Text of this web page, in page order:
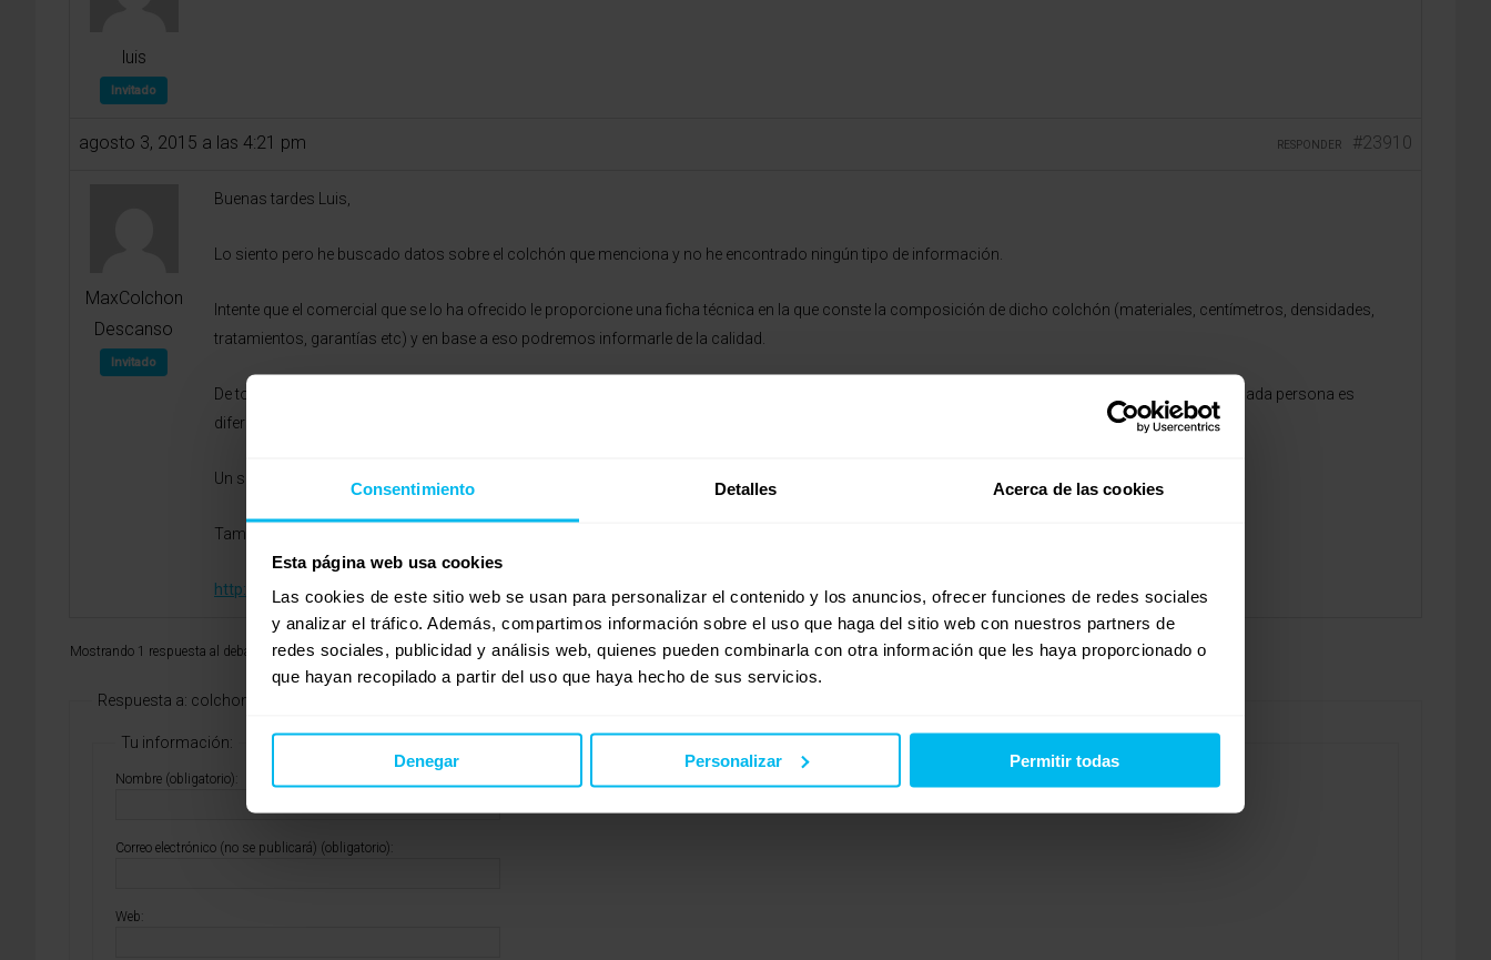
Consentimiento Detalles Acerca de las cookies
Esta página web usa cookies
Las cookies de este sitio web se usan para personalizar el contenido y los anuncios, ofrecer funciones de redes sociales
y analizar el tráfico. Además, compartimos información sobre el uso que haga del sitio web con nuestros partners de
redes sociales, publicidad y análisis web, quienes pueden combinarla con otra información que les haya proporcionado o
que hayan recopilado a partir del uso que haya hecho de sus servicios.
Denegar Personalizar Permitir todas
luis
Invitado
agosto 3, 2015 a las 4:21 pm #23910
RESPONDER
MaxColchon
Descanso
Invitado
Buenas tardes Luis,
Lo siento pero he buscado datos sobre el colchón que menciona y no he encontrado ningún tipo de información.
Intente que el comercial que se lo ha ofrecido le proporcione una ficha técnica en la que conste la composición de dicho colchón (materiales, centímetros, densidades,
tratamientos, garantías etc) y en base a eso podremos informarle de la calidad.
De todos modos, ha tener en cuenta que la elección de un colchón no debe basarse exclusivamente en la calidad sino en las características ya que cada persona es
diferente tanto en necesidades como gustos y el colchón debe adaptarse a eso.
Un saludo
Tamara (Maxcolchon Rivas) 91.712.65.88
http://www.maxcolchon.com
Mostrando 1 respuesta al debate
Respuesta a: colchon alpha innogel de ergostil
Tu información:
Nombre (obligatorio):
Correo electrónico (no se publicará) (obligatorio):
Web: